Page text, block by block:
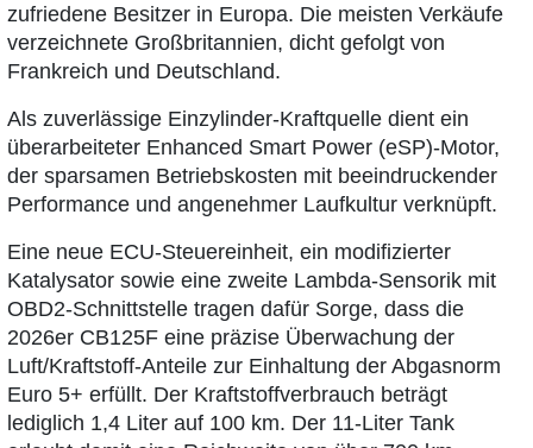
zufriedene Besitzer in Europa. Die meisten Verkäufe
verzeichnete Großbritannien, dicht gefolgt von
Frankreich und Deutschland.
Als zuverlässige Einzylinder-Kraftquelle dient ein
überarbeiteter Enhanced Smart Power (eSP)-Motor,
der sparsamen Betriebskosten mit beeindruckender
Performance und angenehmer Laufkultur verknüpft.
Eine neue ECU-Steuereinheit, ein modifizierter
Katalysator sowie eine zweite Lambda-Sensorik mit
OBD2-Schnittstelle tragen dafür Sorge, dass die
2026er CB125F eine präzise Überwachung der
Luft/Kraftstoff­-Anteile zur Einhaltung der Abgasnorm
Euro 5+ erfüllt. Der Kraftstoffverbrauch beträgt
lediglich 1,4 Liter auf 100 km. Der 11-Liter Tank